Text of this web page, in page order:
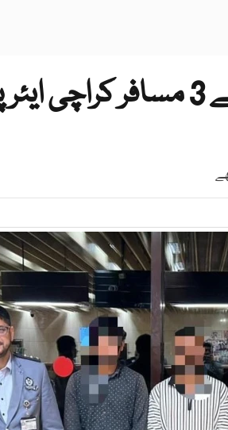
زیمبیا سے ڈی پورٹ کیے گئے 3 مسافر